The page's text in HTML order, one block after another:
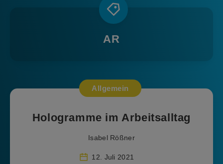
AR
Allgemein
Hologramme im Arbeitsalltag
Isabel Rößner
12. Juli 2021